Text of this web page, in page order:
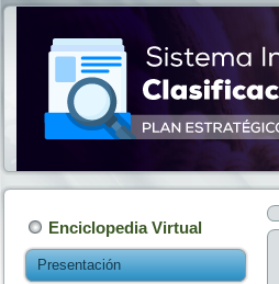
Enciclopedia Virtual
Presentación